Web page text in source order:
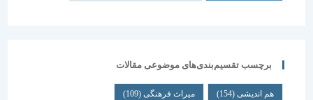
برچسب تقسیم‌بندی‌های موضوعی مقالات
هم اندیشی (154) میراث فرهنگی (109)